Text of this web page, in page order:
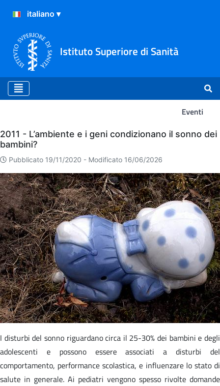
Istituto Superiore di Sanità
Eventi
Eventi
2011 - L’ambiente e i geni condizionano il sonno dei
bambini?
Pubblicato 19/11/2020 - Modificato 16/06/2026
I disturbi del sonno riguardano circa il 25-30% dei bambini e degli
adolescenti e possono essere associati a disturbi del
comportamento, performance scolastica, e influenzare lo stato di
salute in generale. Ai pediatri vengono spesso rivolte domande